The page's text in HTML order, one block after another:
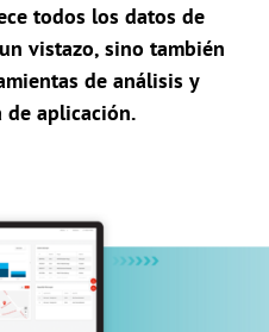
todos los datos de
vistazo, sino también
de análisis y
de aplicación.